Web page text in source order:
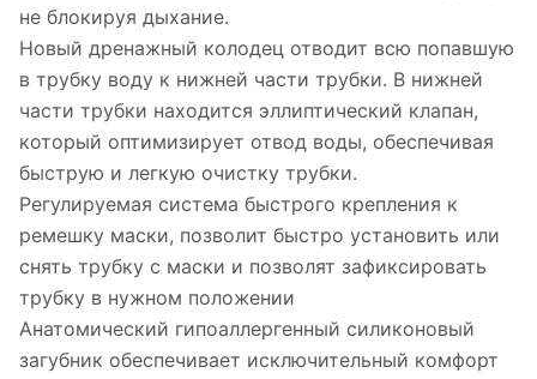
не блокируя дыхание.
Новый дренажный колодец отводит всю попавшую
в трубку воду к нижней части трубки. В нижней
части трубки находится эллиптический клапан,
который оптимизирует отвод воды, обеспечивая
быструю и легкую очистку трубки.
Регулируемая система быстрого крепления к
ремешку маски, позволит быстро установить или
снять трубку с маски и позволят зафиксировать
трубку в нужном положении
Анатомический гипоаллергенный силиконовый
загубник обеспечивает исключительный комфорт